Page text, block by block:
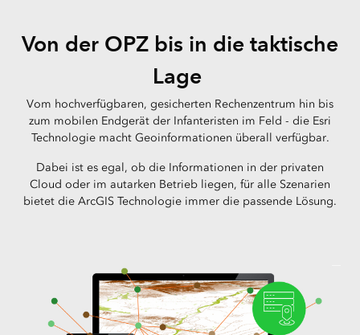
Von der OPZ bis in die taktische
Lage
Vom hochverfügbaren, gesicherten Rechenzentrum hin bis
zum mobilen Endgerät der Infanteristen im Feld - die Esri
Technologie macht Geoinformationen überall verfügbar.
Dabei ist es egal, ob die Informationen in der privaten
Cloud oder im autarken Betrieb liegen, für alle Szenarien
bietet die ArcGIS Technologie immer die passende Lösung.